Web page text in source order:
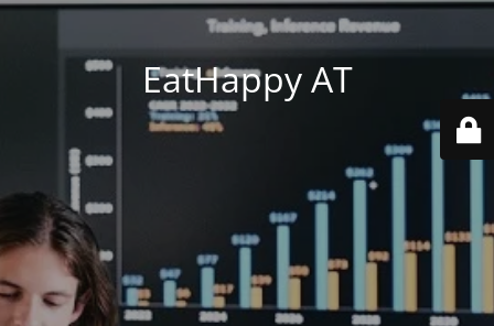
EatHappy AT